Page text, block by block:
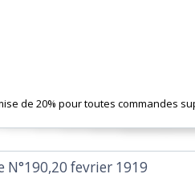
de 20% pour toutes commandes
fevrier 1919‎